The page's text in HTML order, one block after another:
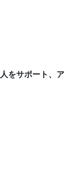
をサポート、ア